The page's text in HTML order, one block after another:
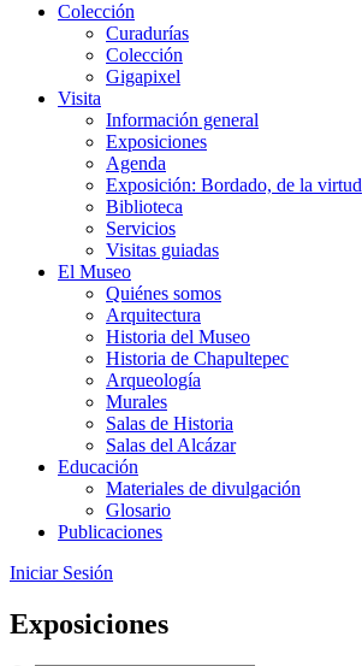
Colección
Curadurías
Colección
Gigapixel
Visita
Información general
Exposiciones
Agenda
Exposición: Bordado, de la virtud
Biblioteca
Servicios
Visitas guiadas
El Museo
Quiénes somos
Arquitectura
Historia del Museo
Historia de Chapultepec
Arqueología
Murales
Salas de Historia
Salas del Alcázar
Educación
Materiales de divulgación
Glosario
Publicaciones
Iniciar Sesión
Exposiciones